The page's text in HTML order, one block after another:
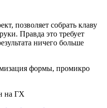
позволяет собрать клаву
Правда это требует
ничего больше
формы, промикро
на ГХ